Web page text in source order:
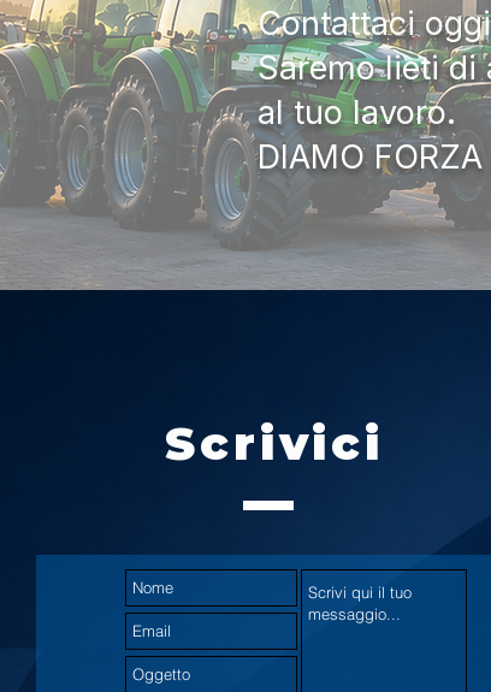
Contattaci
Saremo lieti di
al tuo lavoro.
DIAMO
Scrivici